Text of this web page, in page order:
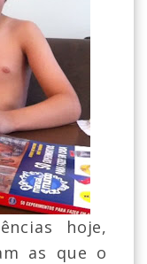
hoje,
as que o